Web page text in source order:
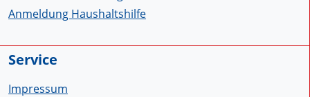
Anmeldung Haushaltshilfe
Service
Impressum